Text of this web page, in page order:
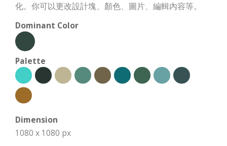
化。你可以更改設計塊、顏色、圖片、編輯內容等。
Dominant Color
Palette
Dimension
1080 x 1080 px